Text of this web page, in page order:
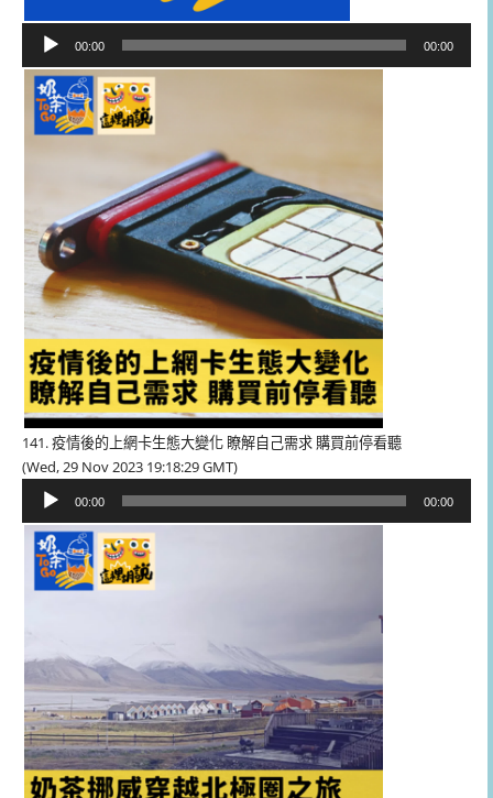
播
器
00:00 00:00
141. 疫情後的上網卡生態大變化 瞭解自己需求 購買前停看聽
(Wed, 29 Nov 2023 19:18:29 GMT)
播
器
00:00 00:00